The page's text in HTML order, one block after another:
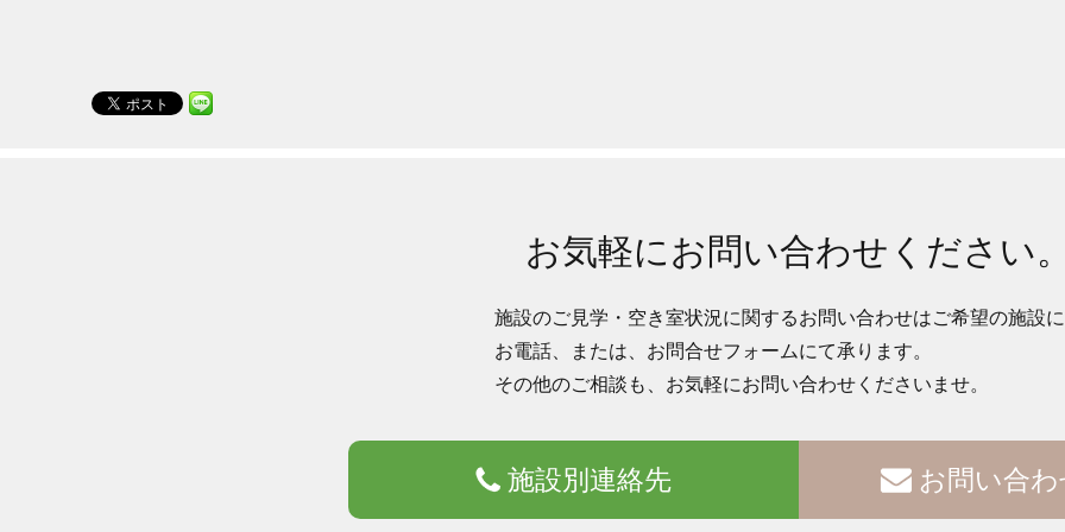
お気軽にお問い合わせください。
施設のご見学・空き室状況に関するお問い合わせはご希望の施設に
お電話、または、お問合せフォームにて承ります。
その他のご相談も、お気軽にお問い合わせくださいませ。
施設別連絡先 お問い合